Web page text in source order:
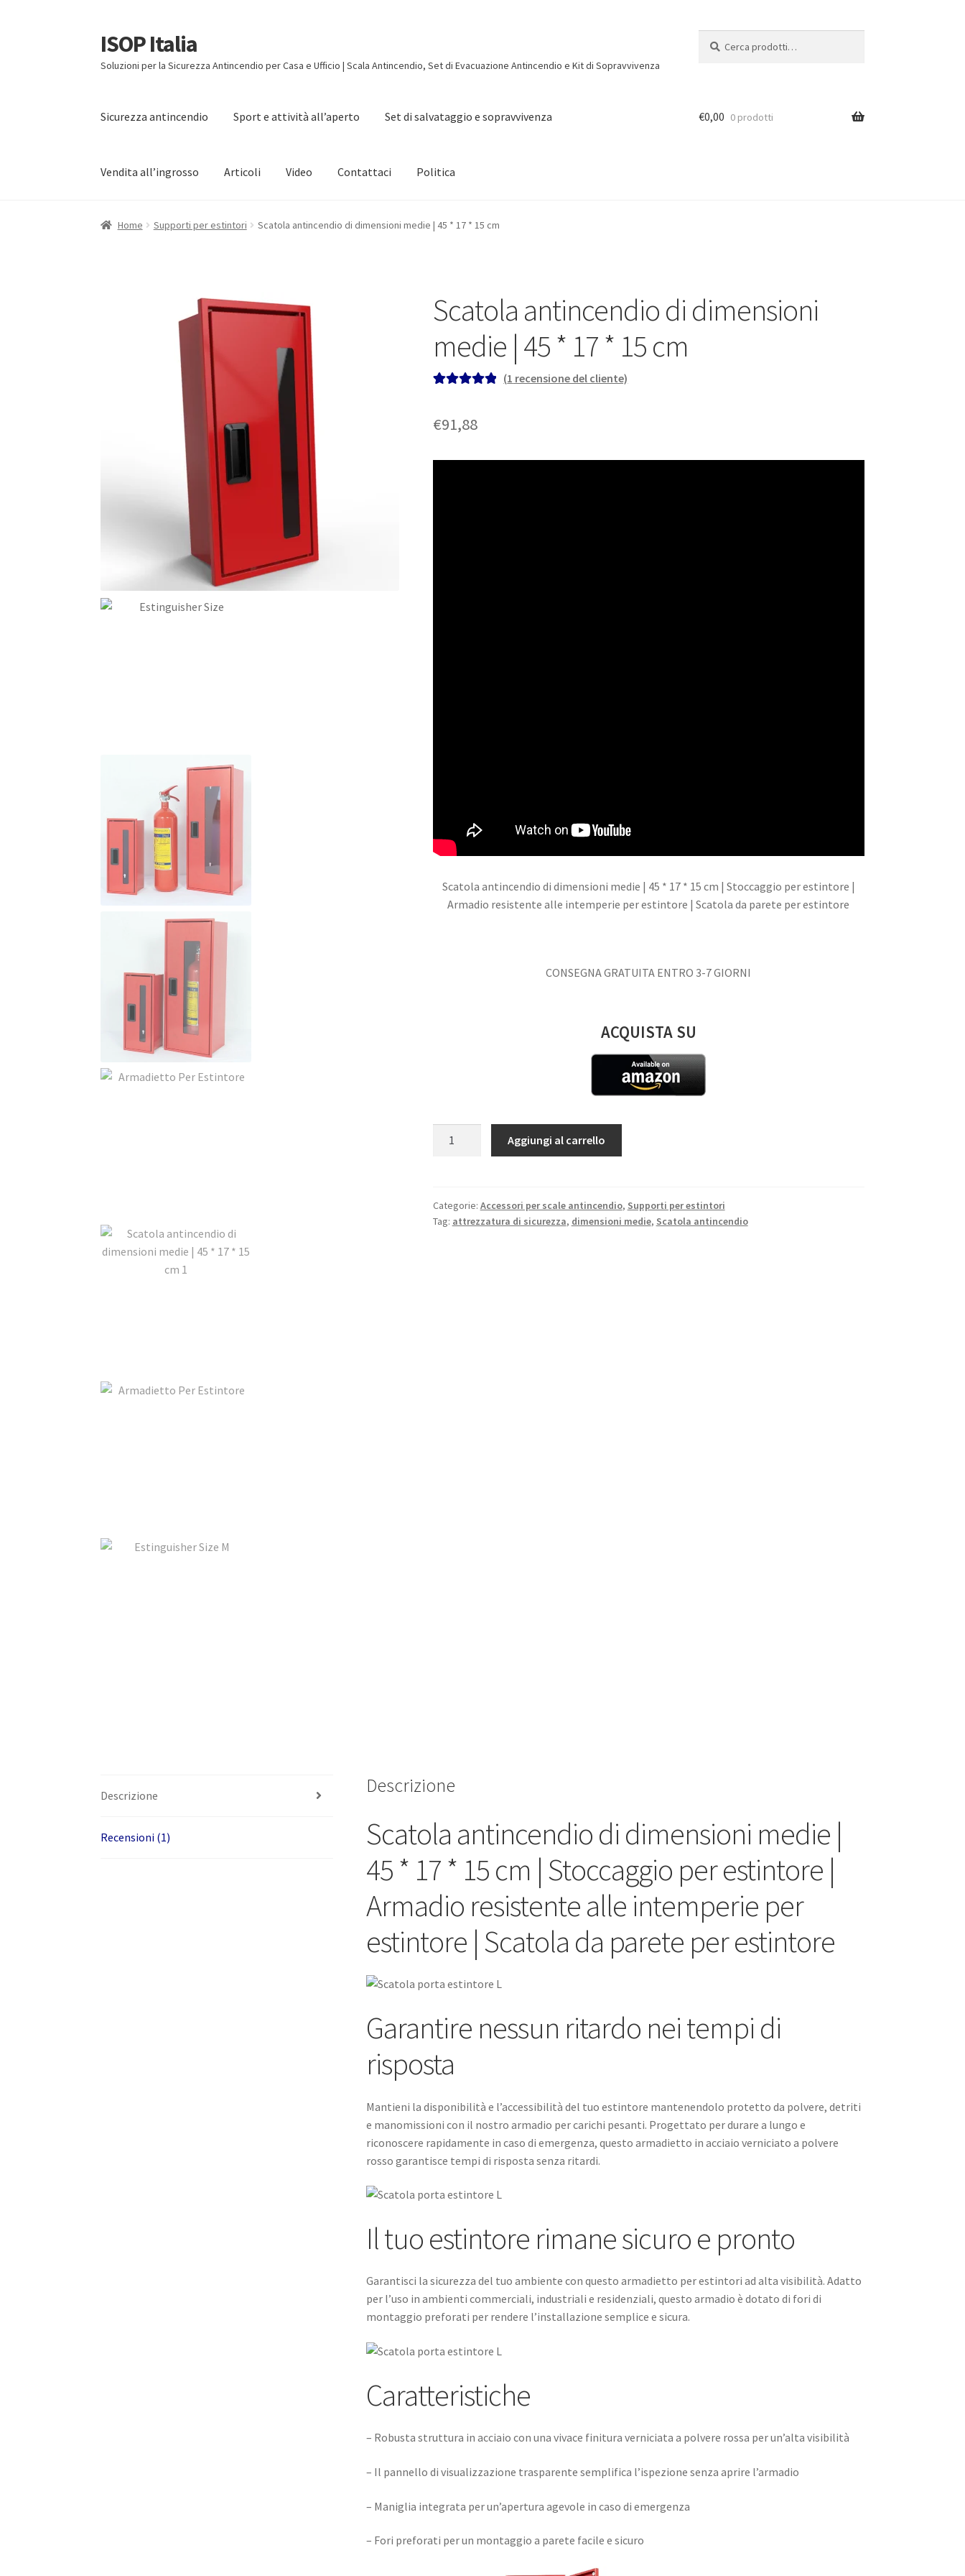
Vai
alla
navigazione
Vai
al
contenuto
ISOP Italia
Soluzioni per la Sicurezza Antincendio per Casa e Ufficio | Scala Antincendio, Set di Evacuazione Antincendio e Kit di Sopravvivenza
Sicurezza antincendio Sport e attività all’aperto Set di salvataggio e sopravvivenza
Vendita all’ingrosso Articoli Video Contattaci Politica
€0,00 0 prodotti
Home Supporti per estintori Scatola antincendio di dimensioni medie | 45 * 17 * 15 cm
Scatola antincendio di dimensioni
medie | 45 * 17 * 15 cm
direcensioni
(1 recensione del cliente)
€91,88
Scatola antincendio di dimensioni medie | 45 * 17 * 15 cm | Stoccaggio per estintore |
Armadio resistente alle intemperie per estintore | Scatola da parete per estintore
CONSEGNA GRATUITA ENTRO 3-7 GIORNI
ACQUISTA SU
medie
|
Aggiungi al carrello
Categorie: Accessori per scale antincendio, Supporti per estintori
Tag: attrezzatura di sicurezza, dimensioni medie, Scatola antincendio
Descrizione
Recensioni (1)
Descrizione
Scatola antincendio di dimensioni medie |
45 * 17 * 15 cm | Stoccaggio per estintore |
Armadio resistente alle intemperie per
estintore | Scatola da parete per estintore
Garantire nessun ritardo nei tempi di
risposta
Mantieni la disponibilità e l’accessibilità del tuo estintore mantenendolo protetto da polvere, detriti
e manomissioni con il nostro armadio per carichi pesanti. Progettato per durare a lungo e
riconoscere rapidamente in caso di emergenza, questo armadietto in acciaio verniciato a polvere
rosso garantisce tempi di risposta senza ritardi.
Il tuo estintore rimane sicuro e pronto
Garantisci la sicurezza del tuo ambiente con questo armadietto per estintori ad alta visibilità. Adatto
per l’uso in ambienti commerciali, industriali e residenziali, questo armadio è dotato di fori di
montaggio preforati per rendere l’installazione semplice e sicura.
Caratteristiche
– Robusta struttura in acciaio con una vivace finitura verniciata a polvere rossa per un’alta visibilità
– Il pannello di visualizzazione trasparente semplifica l’ispezione senza aprire l’armadio
– Maniglia integrata per un’apertura agevole in caso di emergenza
– Fori preforati per un montaggio a parete facile e sicuro